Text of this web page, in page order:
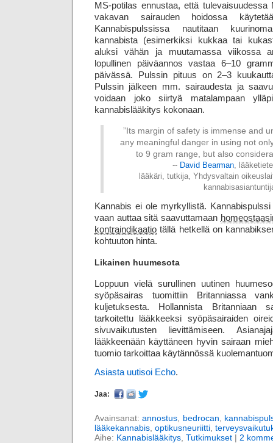
MS-potilas ennustaa, että
vakavan sairauden hoidossa
Kannabispulssissa nautitaan
kannabista (esimerkiksi kukkaa tai
aluksi vähän ja muutamassa viikossa
lopullinen päiväannos vastaa 6–10
päivässä. Pulssin pituus on 2–3
Pulssin jälkeen mm. sairaudesta ja
voidaan joko siirtyä matalampaan
kannabislääkitys kokonaan.
”Its margin of safety is immense and
any meaningful danger in using not
to 9 gram range, but also
-- David Bearman,
lääkäri, tutkija, Yhdysvaltain
Kannabis ei ole myrkyllistä.
vaan auttaa sitä saavuttamaan
kontraindikaatio tällä hetkellä on
kohtuuton hinta.
Likainen huumesota
Loppuun vielä surullinen uutinen
syöpäsairas tuomittiin Britanniassa
kuljetuksesta. Hollannista Britanniaan
tarkoitettu lääkkeeksi syöpäsairaiden
sivuvaikutusten lievittämiseen.
lääkkeenään käyttäneen hyvin sairaan
tuomio tarkoittaa käytännössä
Asiasta uutisoi Echo.
Jaa:
Avainsanat:annostus bedrocan
lääkekannabis optikusneuriitti
Aihe: Kannabislääkitys Tutkimukset | 2